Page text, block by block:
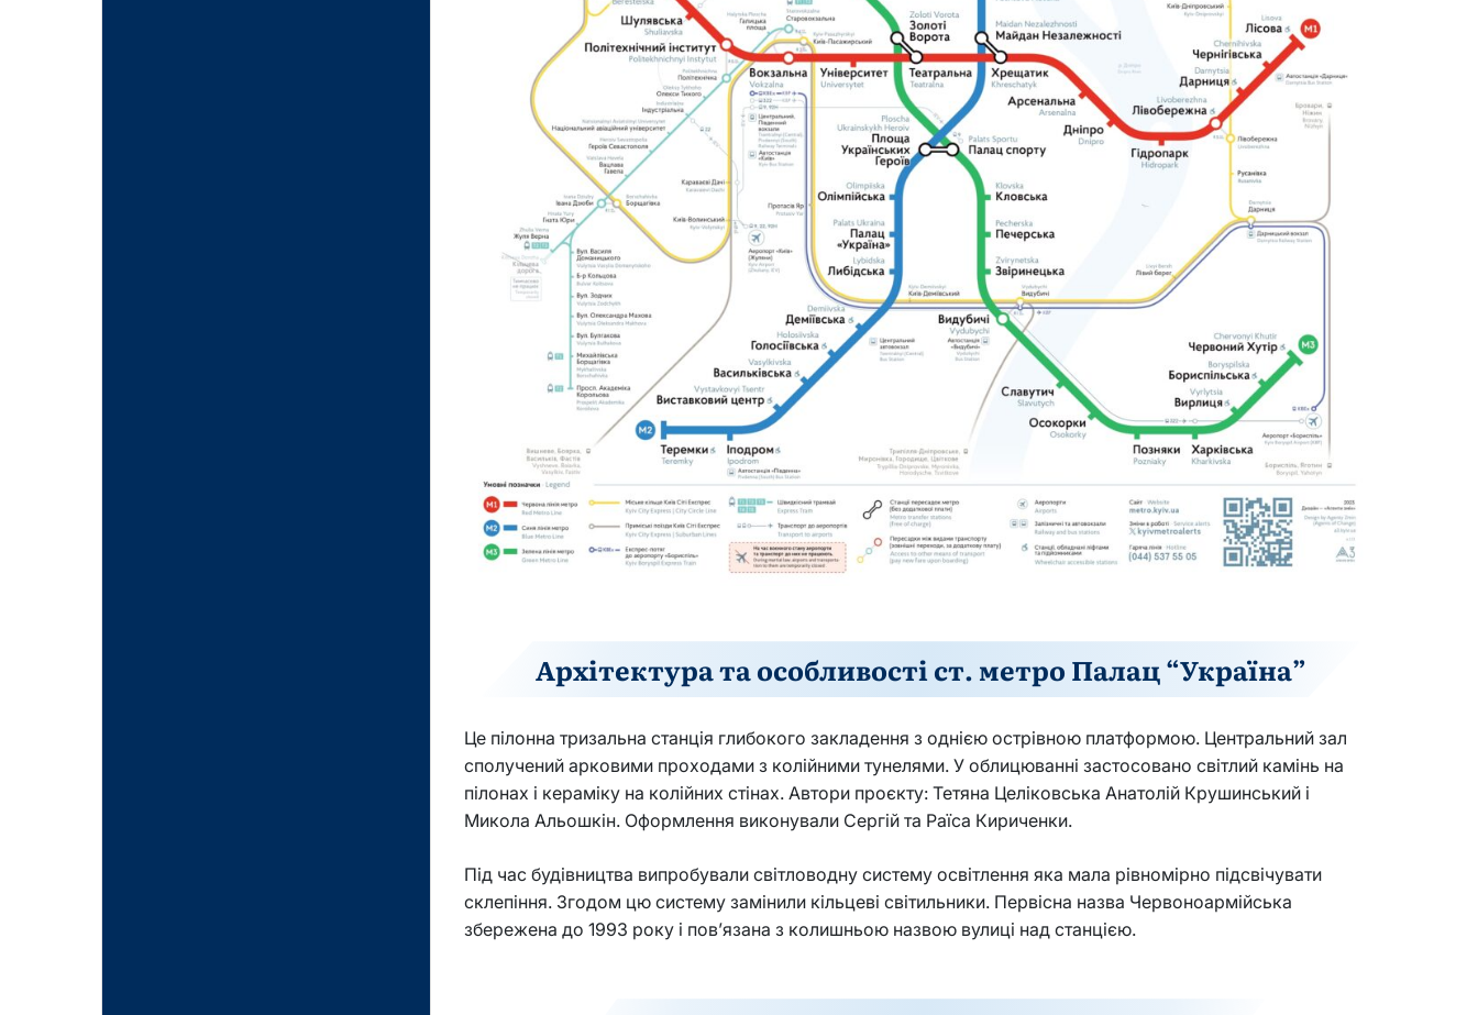
Архітектура та особливості ст. метро Палац “Україна”
Це пілонна тризальна станція глибокого закладення з однією острівною платформою. Центральний зал
сполучений арковими проходами з колійними тунелями. У облицюванні застосовано світлий камінь на
пілонах і кераміку на колійних стінах. Автори проєкту: Тетяна Целіковська Анатолій Крушинський і
Микола Альошкін. Оформлення виконували Сергій та Раїса Кириченки.
Під час будівництва випробували світловодну систему освітлення яка мала рівномірно підсвічувати
склепіння. Згодом цю систему замінили кільцеві світильники. Первісна назва Червоноармійська
збережена до 1993 року і пов’язана з колишньою назвою вулиці над станцією.